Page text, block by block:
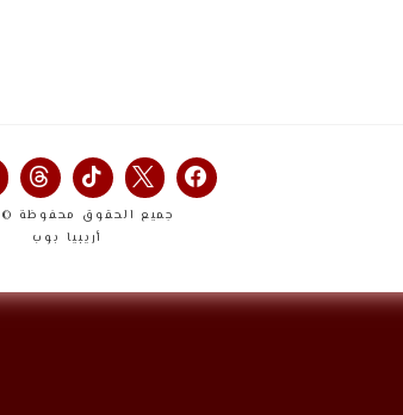
جميع الحقوق محفوظة © 2026
أريبيا بوب